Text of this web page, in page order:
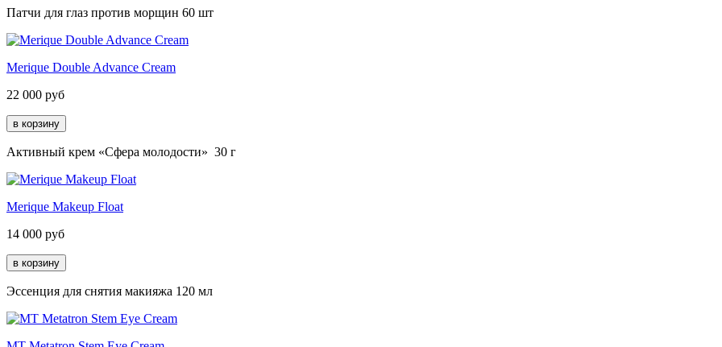
Патчи для глаз против морщин 60 шт
Merique Double Advance Cream
22 000 руб
Активный крем «Сфера молодости» 30 г
Merique Makeup Float
14 000 руб
Эссенция для снятия макияжа 120 мл